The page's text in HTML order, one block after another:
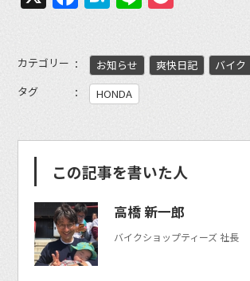
カテゴリー お知らせ 爽快日記
バイク
タグ
HONDA
この記事を書いた人
高橋 新一郎
バイクショップティーズ 社長